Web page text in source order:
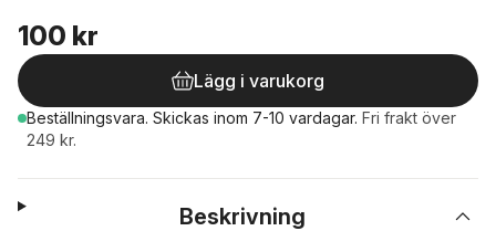
100 kr
Lägg i varukorg
Beställningsvara. Skickas inom 7-10 vardagar. Fri frakt över
249 kr.
Beskrivning